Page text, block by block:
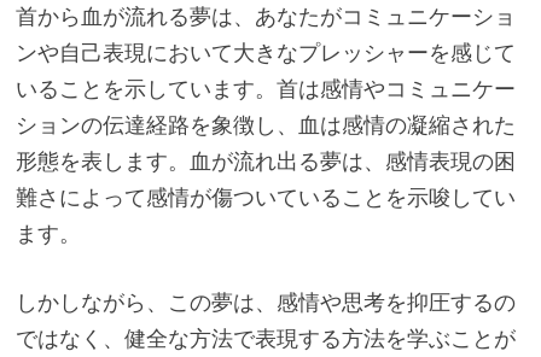
首から血が流れる夢は、あなたがコミュニケーショ
ンや自己表現において大きなプレッシャーを感じて
いることを示しています。首は感情やコミュニケー
ションの伝達経路を象徴し、血は感情の凝縮された
形態を表します。血が流れ出る夢は、感情表現の困
難さによって感情が傷ついていることを示唆してい
ます。
しかしながら、この夢は、感情や思考を抑圧するの
ではなく、健全な方法で表現する方法を学ぶことが